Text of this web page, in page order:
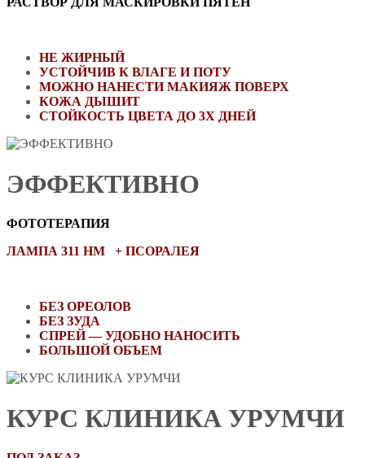
НЕ ЖИРНЫЙ
УСТОЙЧИВ К ВЛАГЕ И ПОТУ
МОЖНО НАНЕСТИ МАКИЯЖ ПОВЕРХ
КОЖА ДЫШИТ
СТОЙКОСТЬ ЦВЕТА ДО 3Х ДНЕЙ
ЭФФЕКТИВНО
ФОТОТЕРАПИЯ
ЛАМПА 311 НМ + ПСОРАЛЕЯ
БЕЗ ОРЕОЛОВ
БЕЗ ЗУДА
СПРЕЙ — УДОБНО НАНОСИТЬ
БОЛЬШОЙ ОБЪЕМ
КУРС КЛИНИКА УРУМЧИ